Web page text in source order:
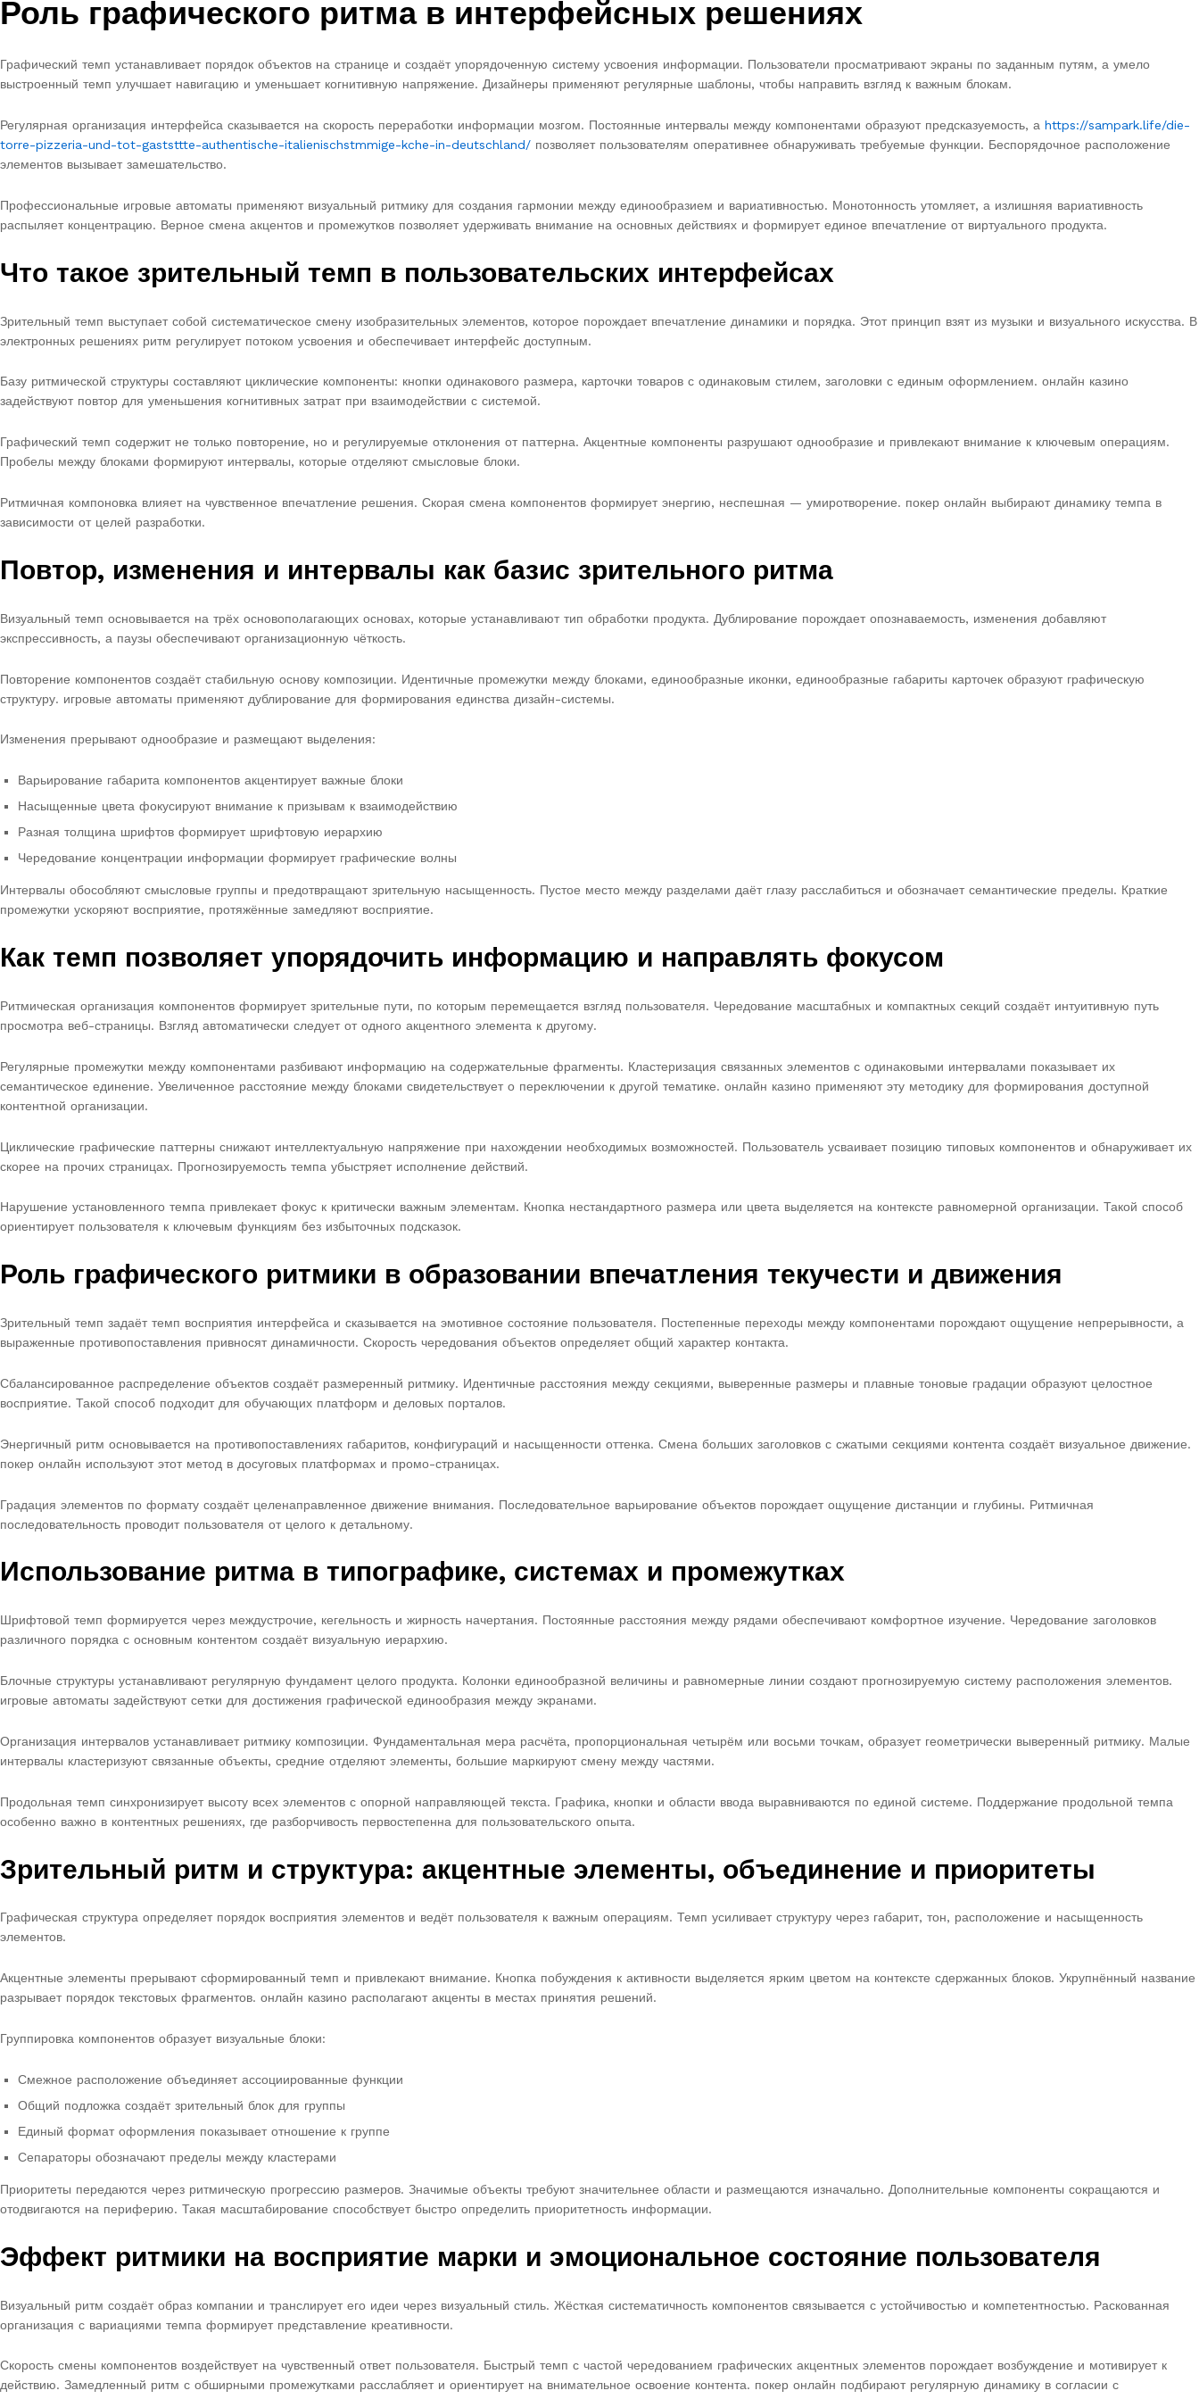
Роль графического ритма в интерфейсных решениях
Графический темп устанавливает порядок объектов на странице и создаёт упорядоченную систему усвоения информации. Пользователи просматривают экраны по заданным путям, а умело
выстроенный темп улучшает навигацию и уменьшает когнитивную напряжение. Дизайнеры применяют регулярные шаблоны, чтобы направить взгляд к важным блокам.
Регулярная организация интерфейса сказывается на скорость переработки информации мозгом. Постоянные интервалы между компонентами образуют предсказуемость, а https://sampark.life/die-
torre-pizzeria-und-tot-gaststtte-authentische-italienischstmmige-kche-in-deutschland/ позволяет пользователям оперативнее обнаруживать требуемые функции. Беспорядочное расположение
элементов вызывает замешательство.
Профессиональные игровые автоматы применяют визуальный ритмику для создания гармонии между единообразием и вариативностью. Монотонность утомляет, а излишняя вариативность
распыляет концентрацию. Верное смена акцентов и промежутков позволяет удерживать внимание на основных действиях и формирует единое впечатление от виртуального продукта.
Что такое зрительный темп в пользовательских интерфейсах
Зрительный темп выступает собой систематическое смену изобразительных элементов, которое порождает впечатление динамики и порядка. Этот принцип взят из музыки и визуального искусства. В
электронных решениях ритм регулирует потоком усвоения и обеспечивает интерфейс доступным.
Базу ритмической структуры составляют циклические компоненты: кнопки одинакового размера, карточки товаров с одинаковым стилем, заголовки с единым оформлением. онлайн казино
задействуют повтор для уменьшения когнитивных затрат при взаимодействии с системой.
Графический темп содержит не только повторение, но и регулируемые отклонения от паттерна. Акцентные компоненты разрушают однообразие и привлекают внимание к ключевым операциям.
Пробелы между блоками формируют интервалы, которые отделяют смысловые блоки.
Ритмичная компоновка влияет на чувственное впечатление решения. Скорая смена компонентов формирует энергию, неспешная — умиротворение. покер онлайн выбирают динамику темпа в
зависимости от целей разработки.
Повтор, изменения и интервалы как базис зрительного ритма
Визуальный темп основывается на трёх основополагающих основах, которые устанавливают тип обработки продукта. Дублирование порождает опознаваемость, изменения добавляют
экспрессивность, а паузы обеспечивают организационную чёткость.
Повторение компонентов создаёт стабильную основу композиции. Идентичные промежутки между блоками, единообразные иконки, единообразные габариты карточек образуют графическую
структуру. игровые автоматы применяют дублирование для формирования единства дизайн-системы.
Изменения прерывают однообразие и размещают выделения:
Варьирование габарита компонентов акцентирует важные блоки
Насыщенные цвета фокусируют внимание к призывам к взаимодействию
Разная толщина шрифтов формирует шрифтовую иерархию
Чередование концентрации информации формирует графические волны
Интервалы обособляют смысловые группы и предотвращают зрительную насыщенность. Пустое место между разделами даёт глазу расслабиться и обозначает семантические пределы. Краткие
промежутки ускоряют восприятие, протяжённые замедляют восприятие.
Как темп позволяет упорядочить информацию и направлять фокусом
Ритмическая организация компонентов формирует зрительные пути, по которым перемещается взгляд пользователя. Чередование масштабных и компактных секций создаёт интуитивную путь
просмотра веб-страницы. Взгляд автоматически следует от одного акцентного элемента к другому.
Регулярные промежутки между компонентами разбивают информацию на содержательные фрагменты. Кластеризация связанных элементов с одинаковыми интервалами показывает их
семантическое единение. Увеличенное расстояние между блоками свидетельствует о переключении к другой тематике. онлайн казино применяют эту методику для формирования доступной
контентной организации.
Циклические графические паттерны снижают интеллектуальную напряжение при нахождении необходимых возможностей. Пользователь усваивает позицию типовых компонентов и обнаруживает их
скорее на прочих страницах. Прогнозируемость темпа убыстряет исполнение действий.
Нарушение установленного темпа привлекает фокус к критически важным элементам. Кнопка нестандартного размера или цвета выделяется на контексте равномерной организации. Такой способ
ориентирует пользователя к ключевым функциям без избыточных подсказок.
Роль графического ритмики в образовании впечатления текучести и движения
Зрительный темп задаёт темп восприятия интерфейса и сказывается на эмотивное состояние пользователя. Постепенные переходы между компонентами порождают ощущение непрерывности, а
выраженные противопоставления привносят динамичности. Скорость чередования объектов определяет общий характер контакта.
Сбалансированное распределение объектов создаёт размеренный ритмику. Идентичные расстояния между секциями, выверенные размеры и плавные тоновые градации образуют целостное
восприятие. Такой способ подходит для обучающих платформ и деловых порталов.
Энергичный ритм основывается на противопоставлениях габаритов, конфигураций и насыщенности оттенка. Смена больших заголовков с сжатыми секциями контента создаёт визуальное движение.
покер онлайн используют этот метод в досуговых платформах и промо-страницах.
Градация элементов по формату создаёт целенаправленное движение внимания. Последовательное варьирование объектов порождает ощущение дистанции и глубины. Ритмичная
последовательность проводит пользователя от целого к детальному.
Использование ритма в типографике, системах и промежутках
Шрифтовой темп формируется через междустрочие, кегельность и жирность начертания. Постоянные расстояния между рядами обеспечивают комфортное изучение. Чередование заголовков
различного порядка с основным контентом создаёт визуальную иерархию.
Блочные структуры устанавливают регулярную фундамент целого продукта. Колонки единообразной величины и равномерные линии создают прогнозируемую систему расположения элементов.
игровые автоматы задействуют сетки для достижения графической единообразия между экранами.
Организация интервалов устанавливает ритмику композиции. Фундаментальная мера расчёта, пропорциональная четырём или восьми точкам, образует геометрически выверенный ритмику. Малые
интервалы кластеризуют связанные объекты, средние отделяют элементы, большие маркируют смену между частями.
Продольная темп синхронизирует высоту всех элементов с опорной направляющей текста. Графика, кнопки и области ввода выравниваются по единой системе. Поддержание продольной темпа
особенно важно в контентных решениях, где разборчивость первостепенна для пользовательского опыта.
Зрительный ритм и структура: акцентные элементы, объединение и приоритеты
Графическая структура определяет порядок восприятия элементов и ведёт пользователя к важным операциям. Темп усиливает структуру через габарит, тон, расположение и насыщенность
элементов.
Акцентные элементы прерывают сформированный темп и привлекают внимание. Кнопка побуждения к активности выделяется ярким цветом на контексте сдержанных блоков. Укрупнённый название
разрывает порядок текстовых фрагментов. онлайн казино располагают акценты в местах принятия решений.
Группировка компонентов образует визуальные блоки:
Смежное расположение объединяет ассоциированные функции
Общий подложка создаёт зрительный блок для группы
Единый формат оформления показывает отношение к группе
Сепараторы обозначают пределы между кластерами
Приоритеты передаются через ритмическую прогрессию размеров. Значимые объекты требуют значительнее области и размещаются изначально. Дополнительные компоненты сокращаются и
отодвигаются на периферию. Такая масштабирование способствует быстро определить приоритетность информации.
Эффект ритмики на восприятие марки и эмоциональное состояние пользователя
Визуальный ритм создаёт образ компании и транслирует его идеи через визуальный стиль. Жёсткая систематичность компонентов связывается с устойчивостью и компетентностью. Раскованная
организация с вариациями темпа формирует представление креативности.
Скорость смены компонентов воздействует на чувственный ответ пользователя. Быстрый темп с частой чередованием графических акцентных элементов порождает возбуждение и мотивирует к
действию. Замедленный ритм с обширными промежутками расслабляет и ориентирует на внимательное освоение контента. покер онлайн подбирают регулярную динамику в согласии с